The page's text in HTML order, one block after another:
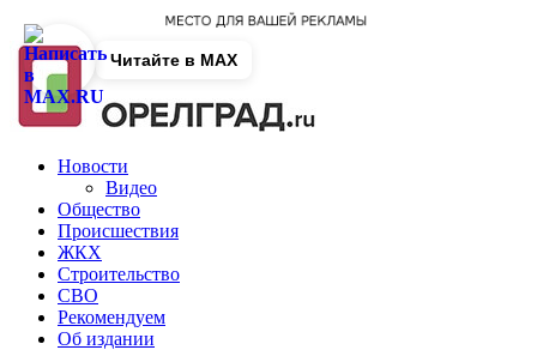
Новости
Видео
Общество
Происшествия
ЖКХ
Строительство
СВО
Рекомендуем
Об издании
Читайте в MAX